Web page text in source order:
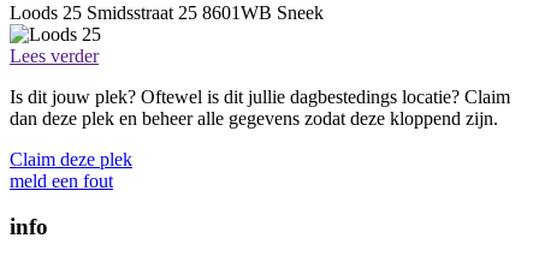
Loods 25 Smidsstraat 25 8601WB Sneek
Lees verder
Is dit jouw plek? Oftewel is dit jullie dagbestedings locatie? Claim
dan deze plek en beheer alle gegevens zodat deze kloppend zijn.
Claim deze plek
meld een fout
info